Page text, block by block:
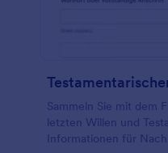
Sammeln Sie mit dem
letzten Willen und
Informationen für